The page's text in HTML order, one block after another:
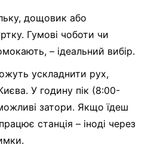
дощовик або
Гумові чоботи чи
– ідеальний вибір.
ускладнити рух,
У годину пік (8:00-
затори. Якщо їдеш
станція – іноді через